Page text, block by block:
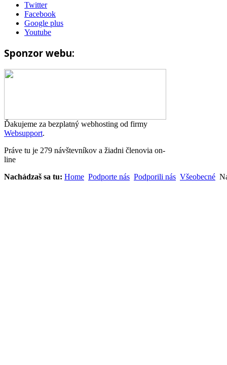
Twitter
Facebook
Google plus
Youtube
Sponzor webu:
Ďakujeme za bezplatný webhosting od firmy
Websupport.
Práve tu je 279 návštevníkov a žiadni členovia on-
line
Nachádzaš sa tu: Home Podporte nás Podporili nás Všeobecné